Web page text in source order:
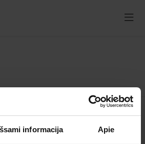
informacija Apie